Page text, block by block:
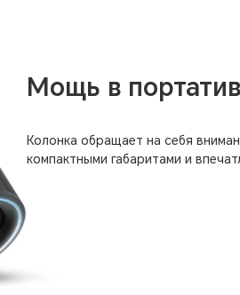
Мощь в
Колонка обращает на себя
компактными габаритами и